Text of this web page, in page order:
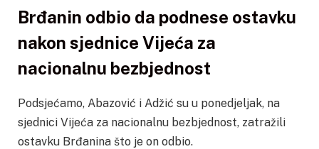
Brđanin odbio da podnese ostavku
nakon sjednice Vijeća za
nacionalnu bezbjednost
Podsjećamo, Abazović i Adžić su u ponedjeljak, na
sjednici Vijeća za nacionalnu bezbjednost, zatražili
ostavku Brđanina što je on odbio.